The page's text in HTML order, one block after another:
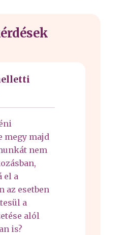
megy majd
nem
el a
az esetben
a
alól
is?